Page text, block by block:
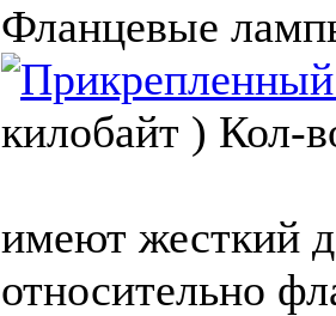
Фланцевые
килобайт ) Кол-
имеют жесткий
относительно